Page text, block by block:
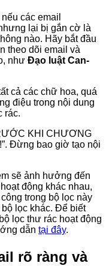
các email
lại bị gắn cờ là
nào. Hãy bắt đầu
theo dõi email và
như Đạo luật Can-
cả các chữ hoa, quá
điệu trong nội dung
rác.
KHI CHƯƠNG
Đừng bao giờ tạo nội
sẽ ảnh hưởng đến
động khác nhau,
trong bộ lọc này
lọc khác. Để biết
lọc thư rác hoạt động
dẫn tại đây.
rõ ràng và